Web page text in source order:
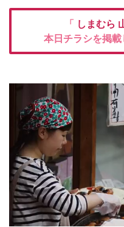
「 しまむら
本日チラシを掲